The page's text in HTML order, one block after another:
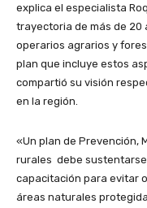
explica el especialista
trayectoria de más de 20
operarios agrarios y
plan que incluye estos
compartió su visión
en la región.
«Un plan de Prevención,
rurales debe
capacitación para evitar
áreas naturales